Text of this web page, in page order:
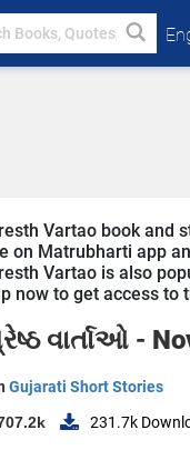
Vartao book and
on Matrubharti app
Vartao is also
now to get access to
વાર્તાઓ -
Gujarati Short Stories
231.7k